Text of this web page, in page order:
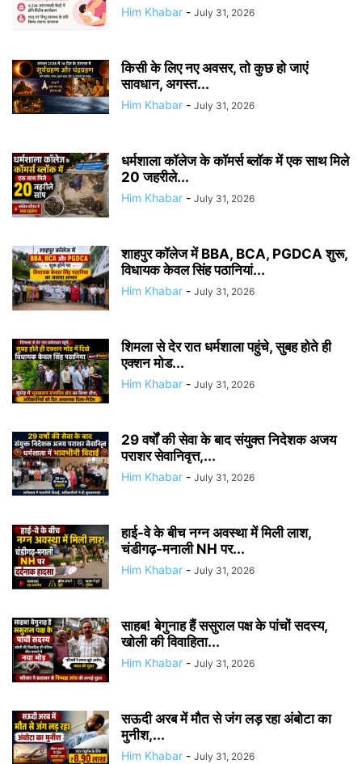
Him Khabar - July 31, 2026
किसी के लिए नए अवसर, तो कुछ हो जाएं
सावधान, अगस्त...
Him Khabar - July 31, 2026
धर्मशाला कॉलेज के कॉमर्स ब्लॉक में एक साथ मिले
20 जहरीले...
Him Khabar - July 31, 2026
शाहपुर कॉलेज में BBA, BCA, PGDCA शुरू,
विधायक केवल सिंह पठानियां...
Him Khabar - July 31, 2026
शिमला से देर रात धर्मशाला पहुंचे, सुबह होते ही
एक्शन मोड...
Him Khabar - July 31, 2026
29 वर्षों की सेवा के बाद संयुक्त निदेशक अजय
पराशर सेवानिवृत्त,...
Him Khabar - July 31, 2026
हाई-वे के बीच नग्न अवस्था में मिली लाश,
चंडीगढ़-मनाली NH पर...
Him Khabar - July 31, 2026
साहब! बेगुनाह हैं ससुराल पक्ष के पांचों सदस्य,
खोली की विवाहिता...
Him Khabar - July 31, 2026
सऊदी अरब में मौत से जंग लड़ रहा अंबोटा का
मुनीश,...
Him Khabar - July 31, 2026